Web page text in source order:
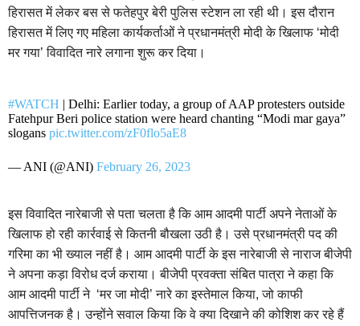
हिरासत में लेकर बस से फतेहपुर बेरी पुलिस स्टेशन ला रही थी। इस दौरान
हिरासत में लिए गए महिला कार्यकर्ताओं ने प्रधानमंत्री मोदी के खिलाफ ‘मोदी
मर गया’ विवादित नारे लगाना शुरू कर दिया।
#WATCH | Delhi: Earlier today, a group of AAP protesters outside
Fatehpur Beri police station were heard chanting “Modi mar gaya”
slogans pic.twitter.com/zF0flo5aE8
— ANI (@ANI) February 26, 2023
इस विवादित नारेबाजी से पता चलता है कि आम आदमी पार्टी अपने नेताओं के
खिलाफ हो रही कार्रवाई से कितनी बौखला उठी है। उसे प्रधानमंत्री पद की
गरिमा का भी ख्याल नहीं है। आम आदमी पार्टी के इस नारेबाजी से नाराज बीजेपी
ने अपना कड़ा विरोध दर्ज कराया। बीजेपी प्रवक्ता संबित पात्रा ने कहा कि
आम आदमी पार्टी ने ‘मर जा मोदी’ नारे का इस्तेमाल किया, जो काफी
आपत्तिजनक है। उन्होंने सवाल किया कि वे क्या दिखाने की कोशिश कर रहे हैं